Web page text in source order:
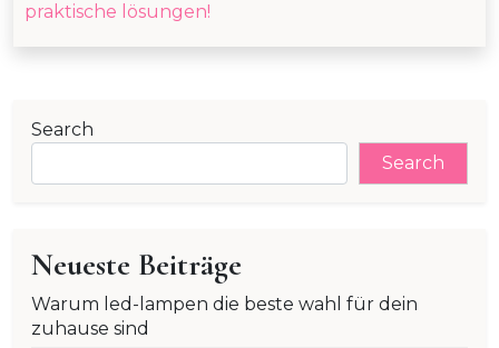
praktische lösungen!
Search
Search
Neueste Beiträge
Warum led-lampen die beste wahl für dein
zuhause sind